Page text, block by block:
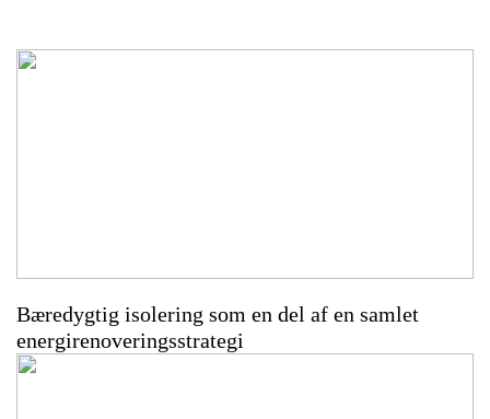
Bæredygtig isolering som en del af en samlet
energirenoveringsstrategi